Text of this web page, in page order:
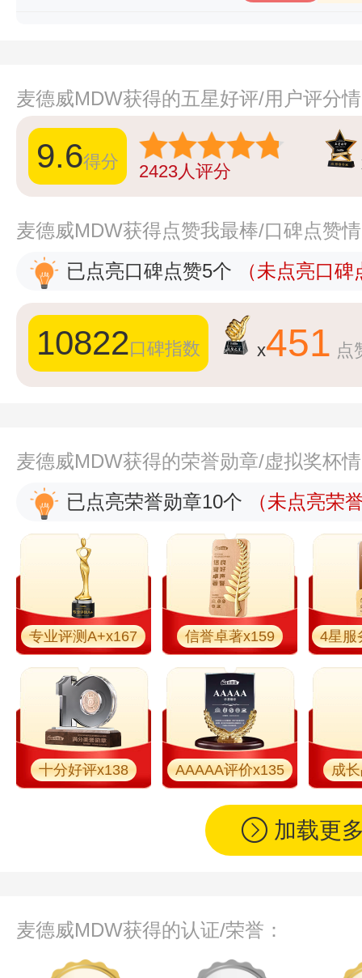
麦德威MDW获得的五星好评/用户评分
9.6得分 2423人评分
麦德威MDW获得点赞我最棒/口碑点赞
已点亮口碑点赞5个
（未点亮口
10822口碑指数 x451 点
麦德威MDW获得的荣誉勋章/虚拟奖杯
已点亮荣誉勋章10个
（未点亮荣
专业评测A+x167 信誉卓著x159 4星服
十分好评x138 AAAAA评价x135 成
加载更
麦德威MDW获得的认证/荣誉：